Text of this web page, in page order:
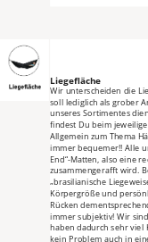
Liegefläche
Wir unterscheiden die
soll lediglich als grober
unseres Sortimentes
findest Du beim
Allgemein zum Thema
immer bequemer!! Alle
End“-Matten, also eine
zusammengerafft wird.
„brasilianische
Körpergröße und
Rücken
immer subjektiv! Wir
haben dadurch sehr viel
kein Problem auch in